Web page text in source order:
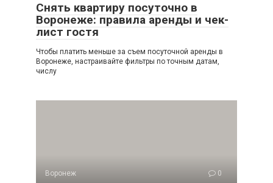
Снять квартиру посуточно в
Воронеже: правила аренды и чек-
лист гостя
Чтобы платить меньше за съем посуточной аренды в
Воронеже, настраивайте фильтры по точным датам,
числу
Воронеж 0